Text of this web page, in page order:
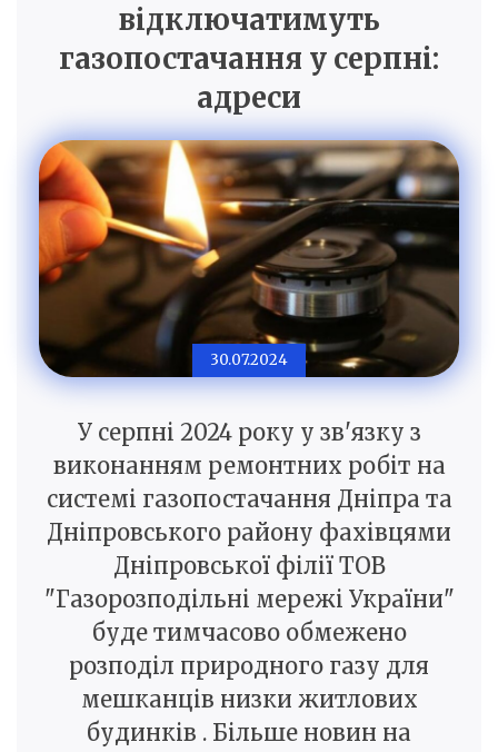
відключатимуть
газопостачання у серпні:
адреси
30.07.2024
У серпні 2024 року у зв'язку з
виконанням ремонтних робіт на
системі газопостачання Дніпра та
Дніпровського району фахівцями
Дніпровської філії ТОВ
"Газорозподільні мережі України"
буде тимчасово обмежено
розподіл природного газу для
мешканців низки житлових
будинків . Більше новин на